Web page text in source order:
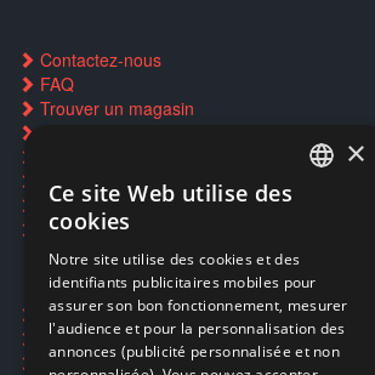
Contactez-nous
FAQ
Trouver un magasin
Restauration CD griffés
Réparations & SAV
Smartpoints
Ecogaming
Expédition & retours
Confidentialité
ENGLISH
×
Ce site Web utilise des
cookies
Notre site utilise des cookies et des
identifiants publicitaires mobiles pour
assurer son bon fonctionnement, mesurer
l'audience et pour la personnalisation des
annonces (publicité personnalisée et non